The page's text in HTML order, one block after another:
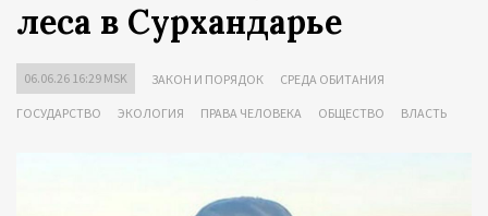
леса в Сурхандарье
06.06.26 16:29 MSK ЗАКОН И ПОРЯДОК СРЕДА ОБИТАНИЯ
ГОСУДАРСТВО ЭКОЛОГИЯ ПРАВА ЧЕЛОВЕКА ОБЩЕСТВО ВЛАСТЬ